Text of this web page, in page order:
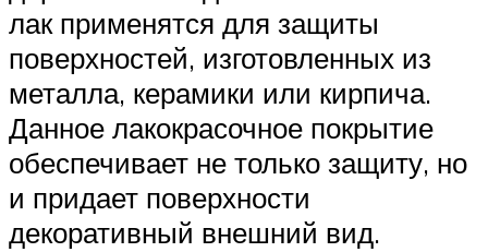
лак применятся для защиты
поверхностей, изготовленных из
металла, керамики или кирпича.
Данное лакокрасочное покрытие
обеспечивает не только защиту, но
и придает поверхности
декоративный внешний вид.